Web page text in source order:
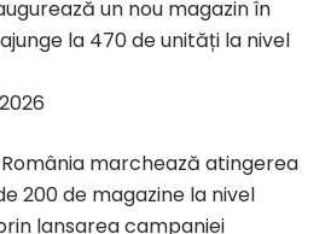
un nou magazin în
la 470 de unități la nivel
marchează atingerea
200 de magazine la nivel
lansarea campaniei